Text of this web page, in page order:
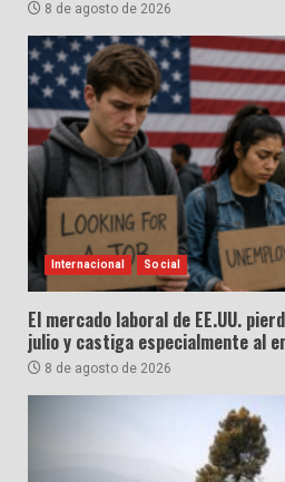
8 de agosto de 2026
Internacional Social
El mercado laboral de EE.UU.
julio y castiga especialmente al
8 de agosto de 2026